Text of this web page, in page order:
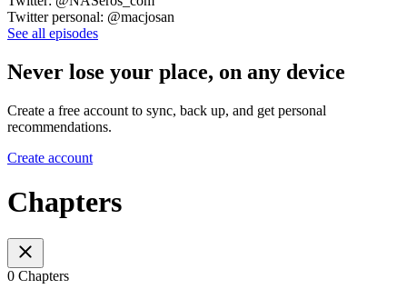
Twitter personal: @macjosan
See all episodes
Never lose your place, on any device
Create a free account to sync, back up, and get personal
recommendations.
Create account
Chapters
0 Chapters